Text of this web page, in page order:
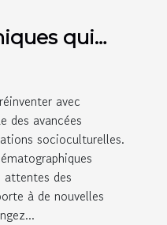
qui
avec
des avancées
socioculturelles.
attentes des
à de nouvelles